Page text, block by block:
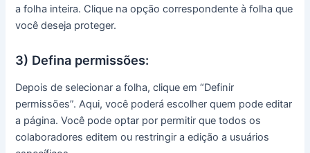
a folha inteira. Clique na opção correspondente à folha que
você deseja proteger.
3) Defina permissões:
Depois de selecionar a folha, clique em “Definir
permissões”. Aqui, você poderá escolher quem pode editar
a página. Você pode optar por permitir que todos os
colaboradores editem ou restringir a edição a usuários